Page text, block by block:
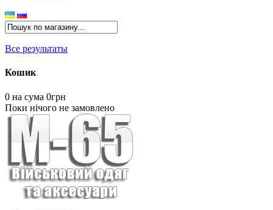
Все результаты
Кошик
0 на сума 0грн
Поки нічого не замовлено